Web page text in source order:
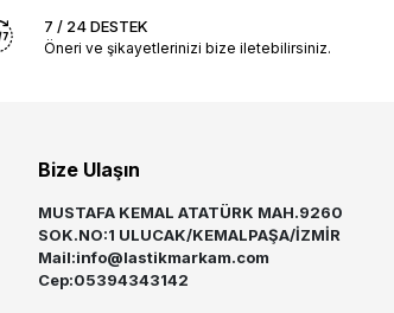
7 / 24 DESTEK
Öneri ve şikayetlerinizi bize iletebilirsiniz.
Bize Ulaşın
MUSTAFA KEMAL ATATÜRK MAH.9260
SOK.NO:1 ULUCAK/KEMALPAŞA/İZMİR
Mail:info@lastikmarkam.com
Cep:05394343142